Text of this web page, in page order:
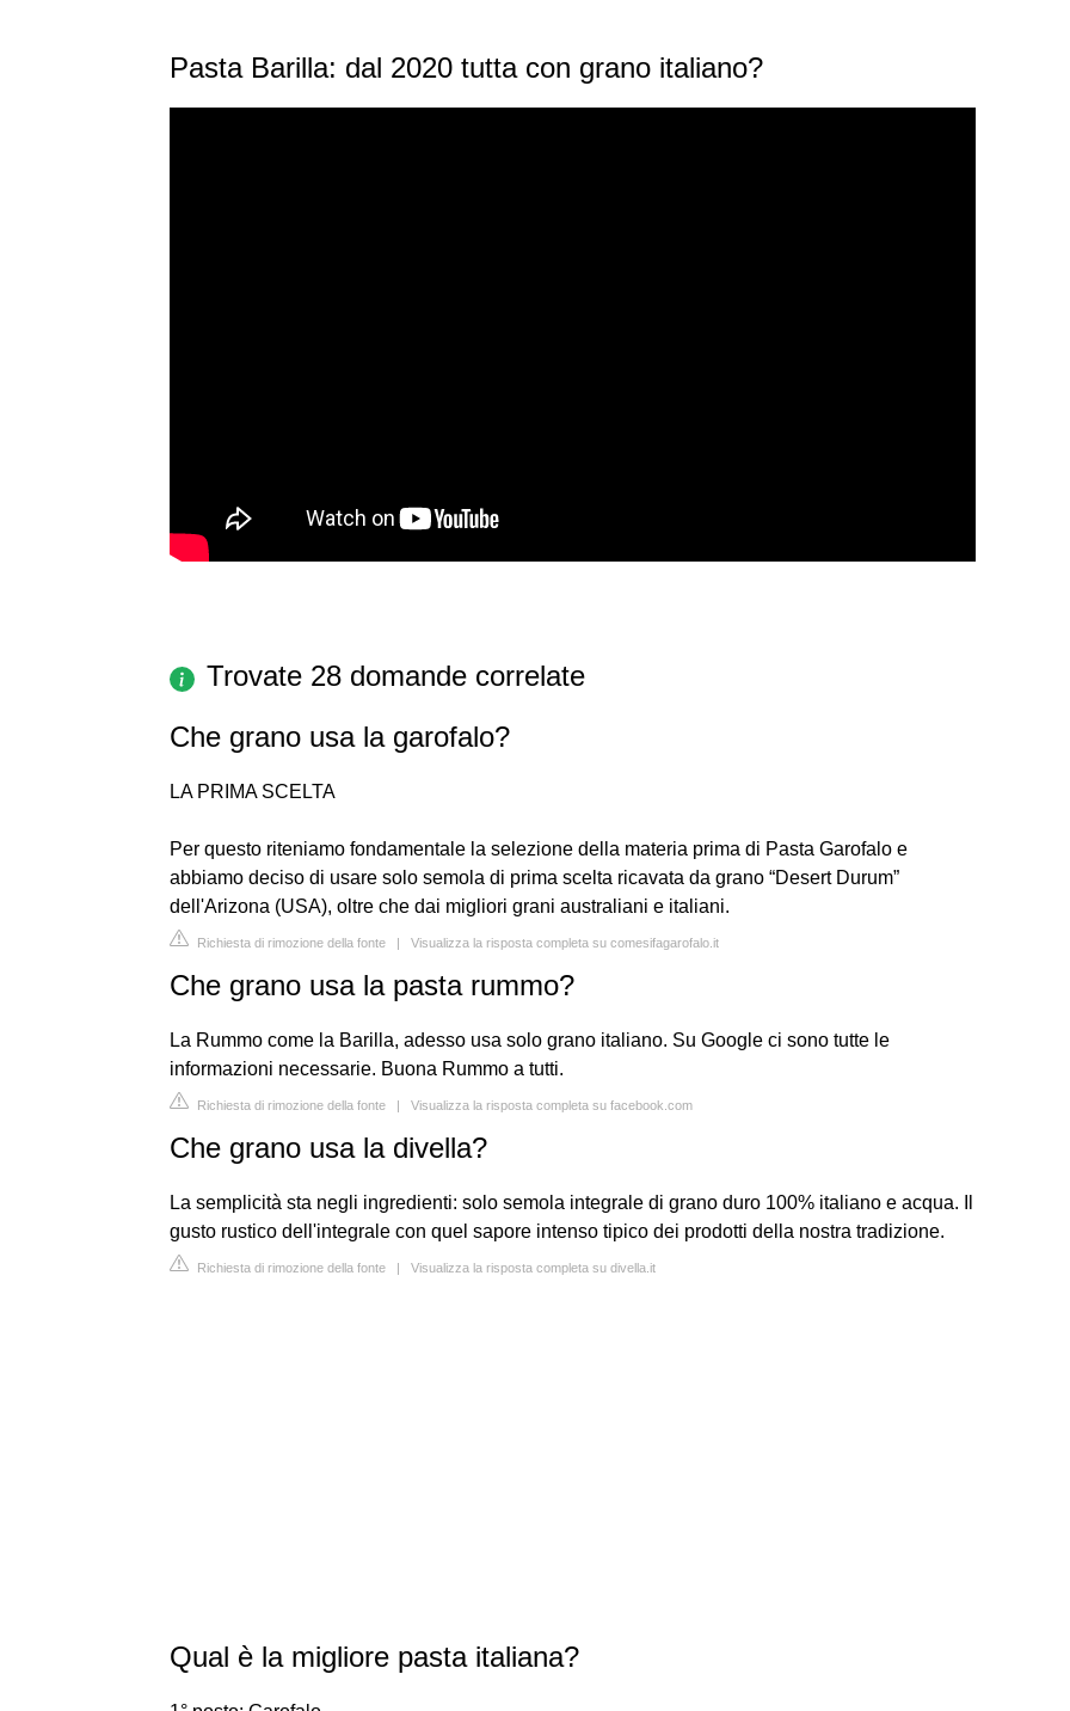
Pasta Barilla: dal 2020 tutta con grano italiano?
Trovate 28 domande correlate
Che grano usa la garofalo?
LA PRIMA SCELTA
Per questo riteniamo fondamentale la selezione della materia prima di Pasta Garofalo e
abbiamo deciso di usare solo semola di prima scelta ricavata da grano “Desert Durum”
dell'Arizona (USA), oltre che dai migliori grani australiani e italiani.
Richiesta di rimozione della fonte | Visualizza la risposta completa su comesifagarofalo.it
Che grano usa la pasta rummo?
La Rummo come la Barilla, adesso usa solo grano italiano. Su Google ci sono tutte le
informazioni necessarie. Buona Rummo a tutti.
Richiesta di rimozione della fonte | Visualizza la risposta completa su facebook.com
Che grano usa la divella?
La semplicità sta negli ingredienti: solo semola integrale di grano duro 100% italiano e acqua. Il
gusto rustico dell'integrale con quel sapore intenso tipico dei prodotti della nostra tradizione.
Richiesta di rimozione della fonte | Visualizza la risposta completa su divella.it
Qual è la migliore pasta italiana?